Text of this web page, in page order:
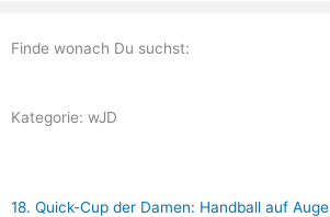
springen
Finde wonach Du suchst:
Kategorie: wJD
18. Quick-Cup der Damen: Handball auf
Seite
Seite
Seite
Seite
Seite